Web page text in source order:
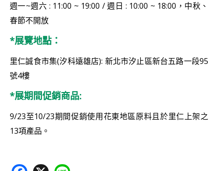
週一~週六 : 11:00 ~ 19:00 / 週日 : 10:00 ~ 18:00，中秋、
春節不開放
*展覽地點：
里仁誠食市集(汐科遠雄店): 新北市汐止區新台五路一段95
號4樓
*展期間促銷商品:
9/23至10/23期間促銷使用花東地區原料且於里仁上架之
13項產品。